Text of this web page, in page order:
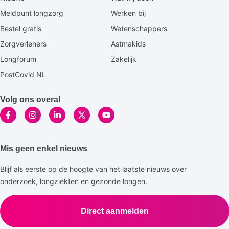
Meldpunt longzorg
Werken bij
Bestel gratis
Wetenschappers
Zorgverleners
Astmakids
Longforum
Zakelijk
PostCovid NL
Volg ons overal
Mis geen enkel nieuws
Blijf als eerste op de hoogte van het laatste nieuws over
onderzoek, longziekten en gezonde longen.
Direct aanmelden